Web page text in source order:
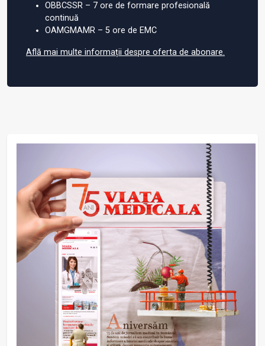
OBBCSSR – 7 ore de formare profesională
continuă
OAMGMAMR – 5 ore de EMC
Află mai multe informații despre oferta de abonare.